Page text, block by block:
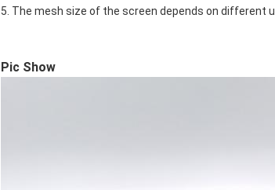
5. The mesh size of the screen depends on different
Pic Show